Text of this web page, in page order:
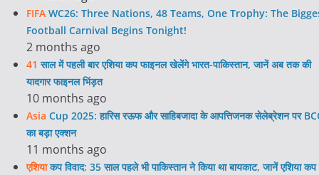
FIFA WC26: Three Nations, 48 Teams, One Trophy: The
Football Carnival Begins Tonight!
2 months ago
41 साल में पहली बार एशिया कप फाइनल खेलेंगे भारत-पाकिस्तान, जानें अब तक की
यादगार फाइनल भिंड़त
10 months ago
Asia Cup 2025: हारिस रऊफ और साहिबजादा के आपत्तिजनक सेलेब्रेशन पर
का बड़ा एक्शन
11 months ago
एशियाकप विवाद: 35 साल पहले भी पाकिस्तान ने किया था बायकाट, जानें एशिया